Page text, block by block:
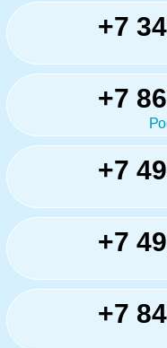
+7
+7
+7
+7
+7